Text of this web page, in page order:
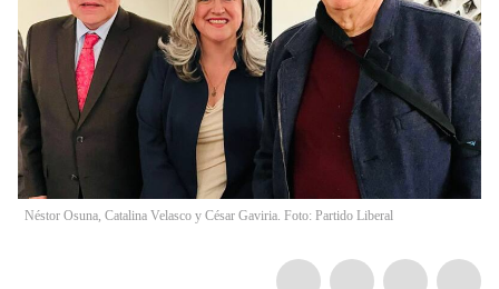
Néstor Osuna, Catalina Velasco y César Gaviria. Foto: Partido Liberal